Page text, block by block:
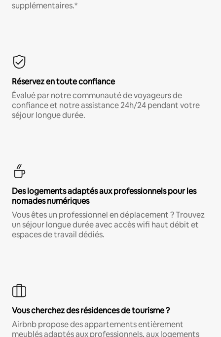
supplémentaires.*
Réservez en toute confiance
Évalué par notre communauté de voyageurs de
confiance et notre assistance 24h/24 pendant votre
séjour longue durée.
Des logements adaptés aux professionnels pour les
nomades numériques
Vous êtes un professionnel en déplacement ? Trouvez
un séjour longue durée avec accès wifi haut débit et
espaces de travail dédiés.
Vous cherchez des résidences de tourisme ?
Airbnb propose des appartements entièrement
meublés adaptés aux professionnels, aux logements